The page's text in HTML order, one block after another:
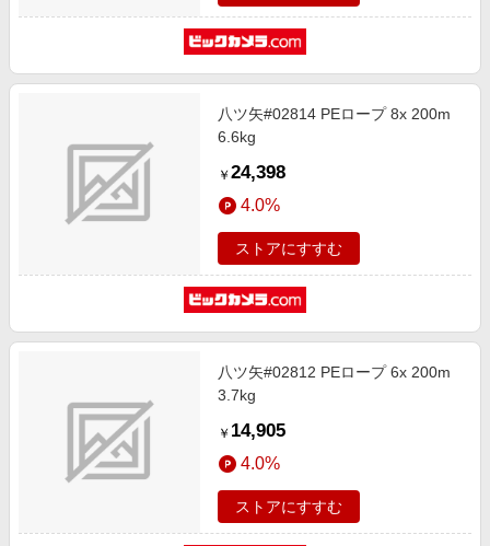
八ツ矢#02814 PEロープ 8x 200m
6.6kg
￥ 24,398
4.0%
ストアにすすむ
八ツ矢#02812 PEロープ 6x 200m
3.7kg
￥ 14,905
4.0%
ストアにすすむ